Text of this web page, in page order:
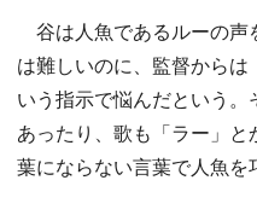
谷は人魚であるルーの声
は難しいのに、監督から
いう指示で悩んだという
あったり、歌も「ラー」
葉にならない言葉で人魚を